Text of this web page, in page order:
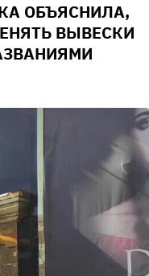
ОБЪЯСНИЛА,
ВЫВЕСКИ